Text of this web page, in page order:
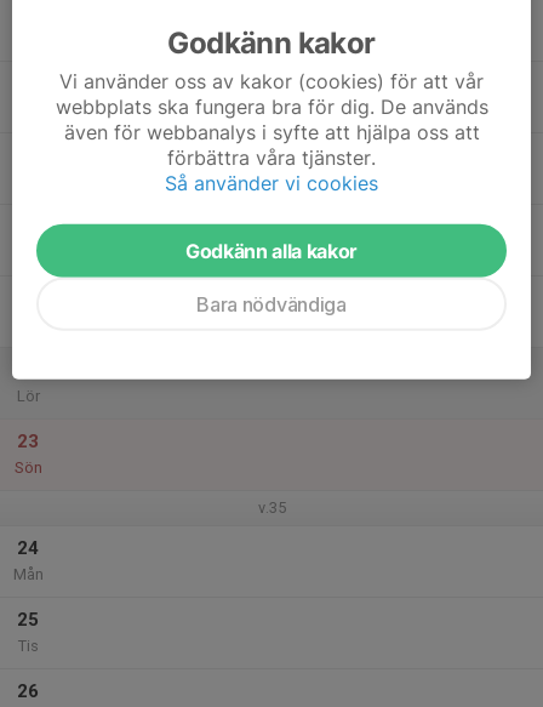
Tor
Lör
23
Sön
v.35
24
Mån
25
Tis
26
Godkänn kakor
Vi använder oss av kakor (cookies) för att vår
webbplats ska fungera bra för dig. De används
även för webbanalys i syfte att hjälpa oss att
förbättra våra tjänster.
Så använder vi cookies
Godkänn alla kakor
Bara nödvändiga